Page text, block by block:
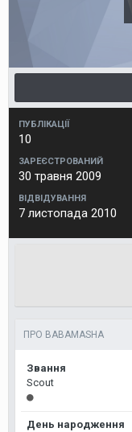
ПУБЛІКАЦІЇ
10
ЗАРЕЄСТРОВАНИЙ
30 травня 2009
ВІДВІДУВАННЯ
7 листопада 2010
ПРО BABAMASHA
Звання
Scout
День народження